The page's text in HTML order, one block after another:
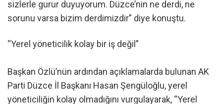
sizlerle gurur duyuyorum. Düzce’nin ne derdi, ne
sorunu varsa bizim derdimizdir” diye konuştu.
“Yerel yöneticilik kolay bir iş değil”
Başkan Özlü’nün ardından açıklamalarda bulunan AK
Parti Düzce İl Başkanı Hasan Şengüloğlu, yerel
yöneticiliğin kolay olmadığını vurgulayarak, “Yerel